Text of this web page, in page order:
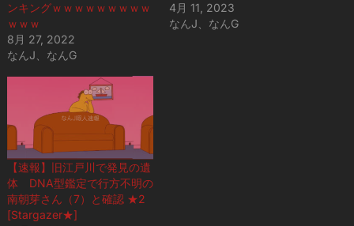
ンキングｗｗｗｗｗｗｗｗｗ
ｗｗｗ
8月 27, 2022
なんJ、なんG
4月 11, 2023
なんJ、なんG
【速報】旧江戸川で発見の遺
体 DNA型鑑定で行方不明の
南朝芽さん（7）と確認 ★2
[Stargazer★]